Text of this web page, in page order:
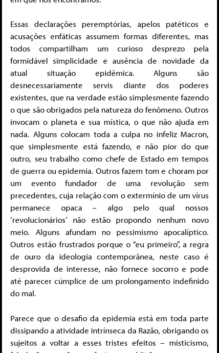
Essas declarações peremptórias, apelos patéticos e
acusações enfáticas assumem formas diferentes, mas
todos compartilham um curioso desprezo pela
formidável simplicidade e ausência de novidade da
atual situação epidêmica. Alguns são
desnecessariamente servis diante dos poderes
existentes, que na verdade estão simplesmente fazendo
o que são obrigados pela natureza do fenômeno. Outros
invocam o planeta e sua mística, o que não ajuda em
nada. Alguns colocam toda a culpa no infeliz Macron,
que simplesmente está fazendo, e não pior do que
outro, seu trabalho como chefe de Estado em tempos
de guerra ou epidemia. Outros fazem tom e choram por
um evento fundador de uma revolução sem
precedentes, cuja relação com o extermínio de um vírus
permanece opaca – algo pelo qual nossos
‘revolucionários’ não estão propondo nenhum novo
meio. Alguns afundam no pessimismo apocalíptico.
Outros estão frustrados porque o “eu primeiro”, a regra
de ouro da ideologia contemporânea, neste caso é
desprovida de interesse, não fornece socorro e pode
até parecer cúmplice de um prolongamento indefinido
do mal.
Parece que o desafio da epidemia está em toda parte
dissipando a atividade intrínseca da Razão, obrigando os
sujeitos a voltar a esses tristes efeitos – misticismo,